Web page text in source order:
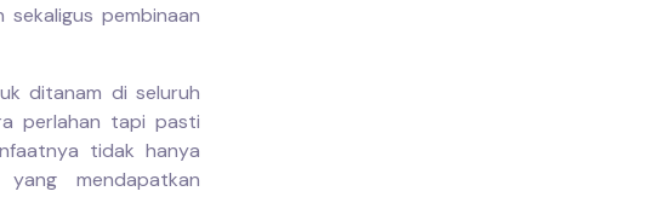
pembinaan
ditanam di seluruh
perlahan tapi pasti
tidak hanya
mendapatkan